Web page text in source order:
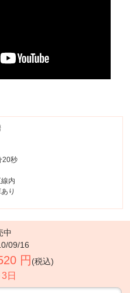
20秒
線内
り
中
09/16
円 (税込)
日